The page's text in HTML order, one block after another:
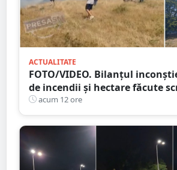
ACTUALITATE
FOTO/VIDEO. Bilanțul
de incendii și hectare făcute
județul Satu Mare
acum 12 ore